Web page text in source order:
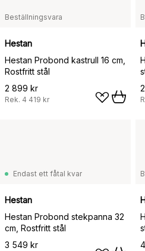
Beställningsvara
Hestan
Hestan Probond kastrull 16 cm,
Rostfritt stål
2 899 kr
Rek. 4 419 kr
Endast ett fåtal kvar
Hestan
Hestan Probond stekpanna 32
cm, Rostfritt stål
3 549 kr